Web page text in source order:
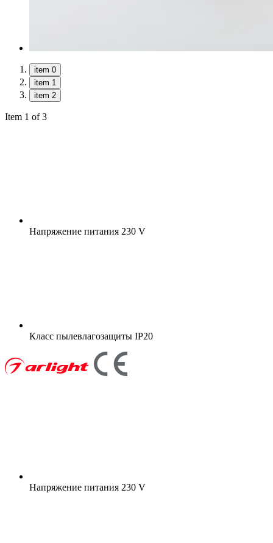
item 0
item 1
item 2
Item 1 of 3
Напряжение питания 230 V
Класс пылевлагозащиты IP20
Напряжение питания 230 V